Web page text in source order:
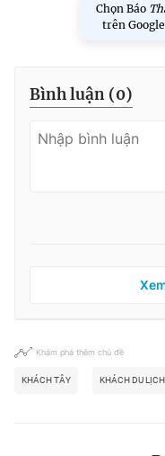
Chọn Báo
trên
Bình luận (0)
Khám phá thêm chủ đề
KHÁCH TÂY KHÁCH DU LỊCH